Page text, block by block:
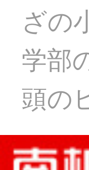
ざの
学部
頭の